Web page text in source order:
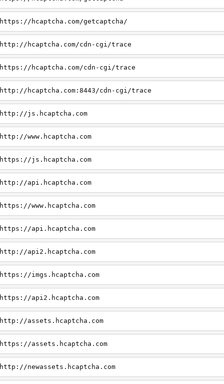
https://hcaptcha.com/getcaptcha/
http://hcaptcha.com/cdn-cgi/trace
https://hcaptcha.com/cdn-cgi/trace
http://hcaptcha.com:8443/cdn-cgi/trace
http://js.hcaptcha.com
http://www.hcaptcha.com
https://js.hcaptcha.com
http://api.hcaptcha.com
https://www.hcaptcha.com
https://api.hcaptcha.com
http://api2.hcaptcha.com
https://imgs.hcaptcha.com
https://api2.hcaptcha.com
http://assets.hcaptcha.com
https://assets.hcaptcha.com
http://newassets.hcaptcha.com